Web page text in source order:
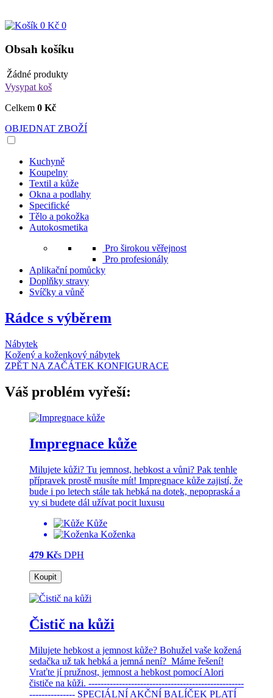
0 Kč 0
Obsah košíku
Žádné produkty
Vysypat koš
Celkem 0 Kč
OBJEDNAT ZBOŽÍ
Kuchyně
Koupelny
Textil a kůže
Okna a podlahy
Specifické
Tělo a pokožka
Autokosmetika
Pro širokou věřejnost
Pro profesionály
Aplikační pomůcky
Doplňky stravy
Svíčky a vůně
Rádce s výběrem
Nábytek
Kožený a koženkový nábytek
ZPĚT NA ZAČÁTEK KONFIGURACE
Váš problém vyřeší:
Impregnace kůže
Milujete kůži? Tu jemnost, hebkost a vůni? Pak tenhle
přípravek prostě musíte mít! Impregnace kůže zajistí, že
bude i po letech stále tak hebká na dotek, nepopraská a
vy si budete dál užívat pocit luxusu
Kůže
Koženka
479 Kčs DPH
Koupit
Čistič na kůži
Milujete hebkost a jemnost kůže? Bohužel vaše kožená
sedačka už tak hebká a jemná není? Máme řešení!
Vraťte jí pružnost, jemnost a hebkost pomocí Alori
čističe na kůži. ---------------------------------------------------
--------------- SPECIÁLNÍ AKČNÍ BALÍČEK PLATÍ